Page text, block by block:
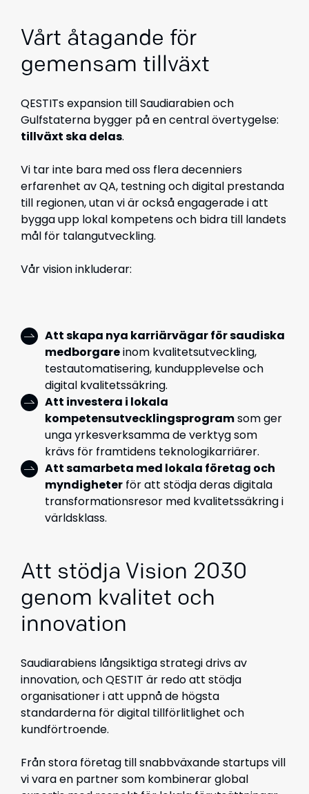
Vårt åtagande för
gemensam tillväxt
QESTITs expansion till Saudiarabien och
Gulfstaterna bygger på en central övertygelse:
tillväxt ska delas.
Vi tar inte bara med oss flera decenniers
erfarenhet av QA, testning och digital prestanda
till regionen, utan vi är också engagerade i att
bygga upp lokal kompetens och bidra till landets
mål för talangutveckling.
Vår vision inkluderar:
Att skapa nya karriärvägar för saudiska
medborgareinom kvalitetsutveckling,
testautomatisering, kundupplevelse och
digital kvalitetssäkring.
Att investera i lokala
kompetensutvecklingsprogramsom ger
unga yrkesverksamma de verktyg som
krävs för framtidens teknologikarriärer.
Att samarbeta med lokala företag och
myndigheter för att stödja deras digitala
transformationsresor med kvalitetssäkring i
världsklass.
Att stödja Vision 2030
genom kvalitet och
innovation
Saudiarabiens långsiktiga strategi drivs av
innovation, och QESTIT är redo att stödja
organisationer i att uppnå de högsta
standarderna för digital tillförlitlighet och
kundförtroende.
Från stora företag till snabbväxande startups vill
vi vara en partner som kombinerar global